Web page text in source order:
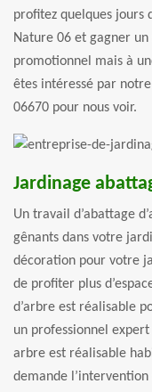
profitez quelques jours
Nature 06 et gagner
promotionnel mais à
êtes intéressé par
06670 pour nous voir.
Jardinage
Un travail d’abattage
gênants dans votre
décoration pour votre
de profiter plus
d’arbre est réalisable
un professionnel
arbre est réalisable
demande